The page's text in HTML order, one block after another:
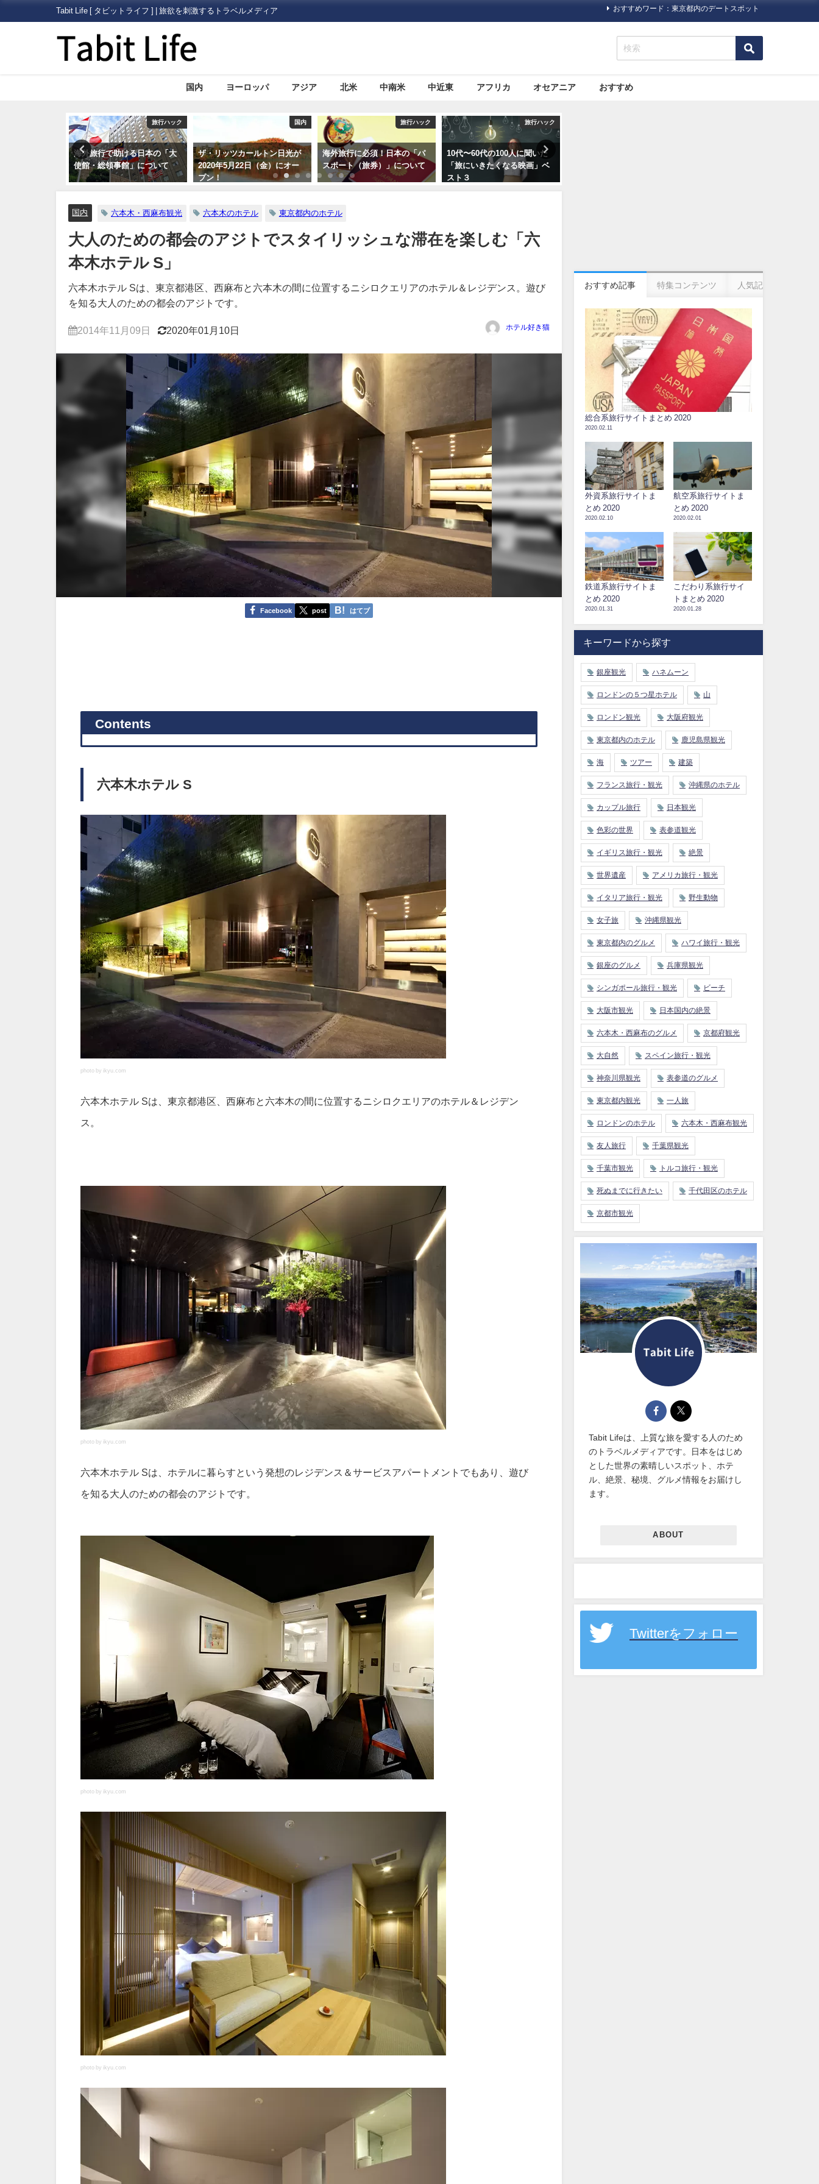
Tabit Life [ タビットライフ ] | 旅欲を刺激するトラベルメディア おすすめワード：東京都内のデートスポット
国内 ヨーロッパ アジア 北米 中南米 中近東 アフリカ オセアニア おすすめ
国内
ザ・リッツカールトン日光が
2020年5月22日（金）にオー
プン！
旅行ハック
海外旅行に必須！日本の「パ
スポート（旅券）」について
旅行ハック
10代〜60代の100人に聞いた
「旅にいきたくなる映画」ベ
スト３
旅行ハック
いまさら人に聞きにくい！海
外旅行に必要な「ビザ（査
証）」について
国内 六本木・西麻布観光 六本木のホテル 東京都内のホテル
大人のための都会のアジトでスタイリッシュな滞在を楽しむ「六
本木ホテル S」
六本木ホテル Sは、東京都港区、西麻布と六本木の間に位置するニシロクエリアのホテル＆レジデンス。遊び
を知る大人のための都会のアジトです。
2014年11月09日 2020年01月10日 ホテル好き猫
Facebook post はてブ
Contents
六本木ホテル S
photo by ikyu.com
六本木ホテル Sは、東京都港区、西麻布と六本木の間に位置するニシロクエリアのホテル＆レジデン
ス。
photo by ikyu.com
六本木ホテル Sは、ホテルに暮らすという発想のレジデンス＆サービスアパートメントでもあり、遊び
を知る大人のための都会のアジトです。
photo by ikyu.com
photo by ikyu.com
おすすめ記事 特集コンテンツ 人気記事
総合系旅行サイトまとめ 2020
2020.02.11
外資系旅行サイトま
とめ 2020
2020.02.10
航空系旅行サイトま
とめ 2020
2020.02.01
鉄道系旅行サイトま
とめ 2020
2020.01.31
こだわり系旅行サイ
トまとめ 2020
2020.01.28
キーワードから探す
銀座観光 ハネムーン
ロンドンの５つ星ホテル 山
ロンドン観光 大阪府観光
東京都内のホテル 鹿児島県観光
海 ツアー 建築
フランス旅行・観光 沖縄県のホテル
カップル旅行 日本観光
色彩の世界 表参道観光
イギリス旅行・観光 絶景
世界遺産 アメリカ旅行・観光
イタリア旅行・観光 野生動物
女子旅 沖縄県観光
東京都内のグルメ ハワイ旅行・観光
銀座のグルメ 兵庫県観光
シンガポール旅行・観光 ビーチ
大阪市観光 日本国内の絶景
六本木・西麻布のグルメ 京都府観光
大自然 スペイン旅行・観光
神奈川県観光 表参道のグルメ
東京都内観光 一人旅
ロンドンのホテル 六本木・西麻布観光
友人旅行 千葉県観光
千葉市観光 トルコ旅行・観光
死ぬまでに行きたい 千代田区のホテル
京都市観光
Tabit Lifeは、上質な旅を愛する人のため
のトラベルメディアです。日本をはじめ
とした世界の素晴しいスポット、ホテ
ル、絶景、秘境、グルメ情報をお届けし
ます。
ABOUT
Twitterをフォロー